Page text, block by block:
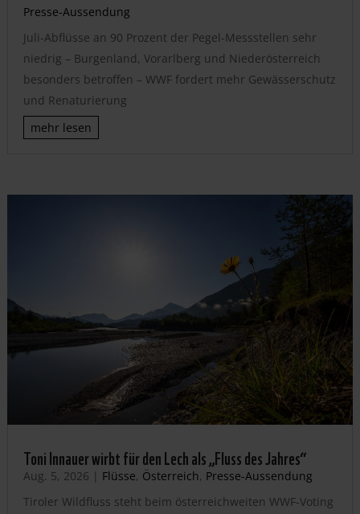
Presse-Aussendung
Juli-Abflüsse an 90 Prozent der Pegel-Messstellen sehr
niedrig – Burgenland, Vorarlberg und Niederösterreich
besonders betroffen – WWF fordert mehr Gewässerschutz
und Renaturierung
mehr lesen
Toni Innauer wirbt für den Lech als „Fluss des Jahres“
Aug. 5, 2026 | Flüsse, Österreich, Presse-Aussendung
Tiroler Wildfluss steht beim österreichweiten WWF-Voting